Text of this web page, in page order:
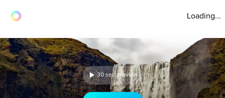
Loading...
30 sec preview